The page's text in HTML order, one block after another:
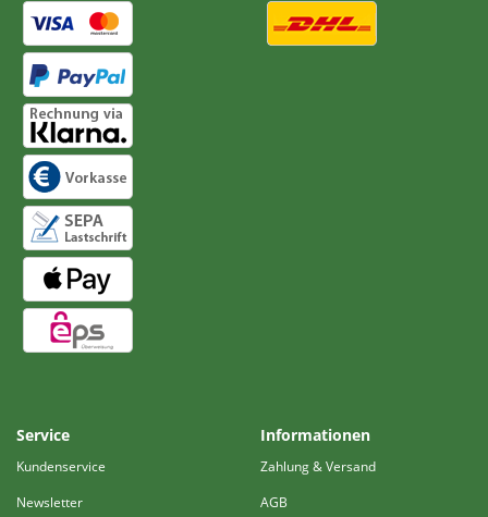
Service
Kundenservice
Newsletter
Informationen
Zahlung & Versand
AGB